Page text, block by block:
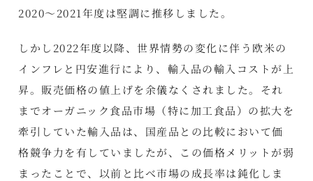
2020～2021年度は堅調に推移しました。
しかし2022年度以降、世界情勢の変化に伴う欧米の
インフレと円安進行により、輸入品の輸入コストが上
昇。販売価格の値上げを余儀なくされました。それ
までオーガニック食品市場（特に加工食品）の拡大を
牽引していた輸入品は、国産品との比較において価
格競争力を有していましたが、この価格メリットが弱
まったことで、以前と比べ市場の成長率は鈍化しま